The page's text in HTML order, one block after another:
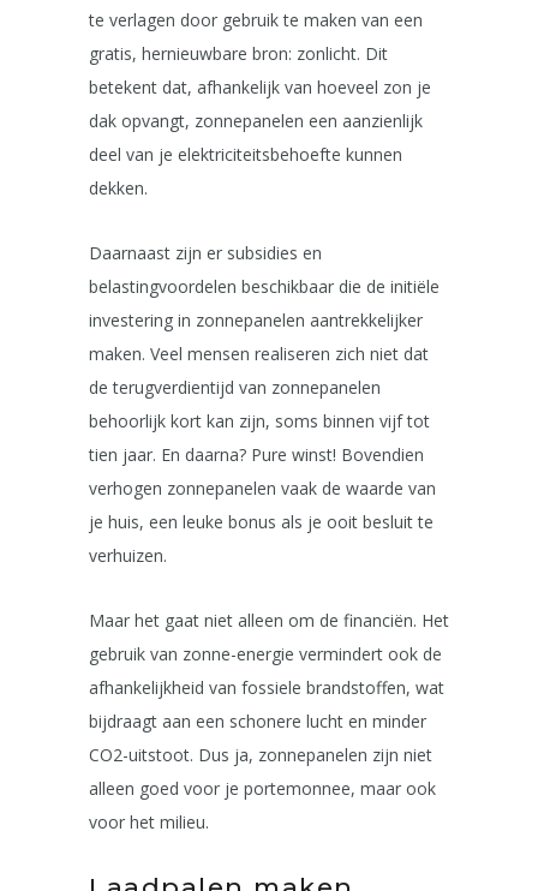
te verlagen door gebruik te maken van een
gratis, hernieuwbare bron: zonlicht. Dit
betekent dat, afhankelijk van hoeveel zon je
dak opvangt, zonnepanelen een aanzienlijk
deel van je elektriciteitsbehoefte kunnen
dekken.
Daarnaast zijn er subsidies en
belastingvoordelen beschikbaar die de initiële
investering in zonnepanelen aantrekkelijker
maken. Veel mensen realiseren zich niet dat
de terugverdientijd van zonnepanelen
behoorlijk kort kan zijn, soms binnen vijf tot
tien jaar. En daarna? Pure winst! Bovendien
verhogen zonnepanelen vaak de waarde van
je huis, een leuke bonus als je ooit besluit te
verhuizen.
Maar het gaat niet alleen om de financiën. Het
gebruik van zonne-energie vermindert ook de
afhankelijkheid van fossiele brandstoffen, wat
bijdraagt aan een schonere lucht en minder
CO2-uitstoot. Dus ja, zonnepanelen zijn niet
alleen goed voor je portemonnee, maar ook
voor het milieu.